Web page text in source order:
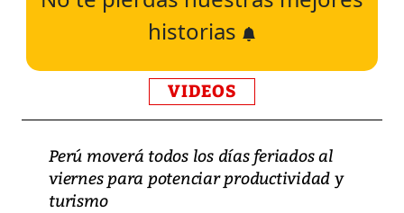
historias
VIDEOS
Perú moverá todos los días feriados al
viernes para potenciar productividad y
turismo